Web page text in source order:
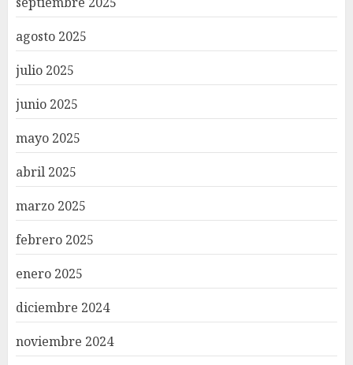
agosto 2025
julio 2025
junio 2025
mayo 2025
abril 2025
marzo 2025
febrero 2025
enero 2025
diciembre 2024
noviembre 2024